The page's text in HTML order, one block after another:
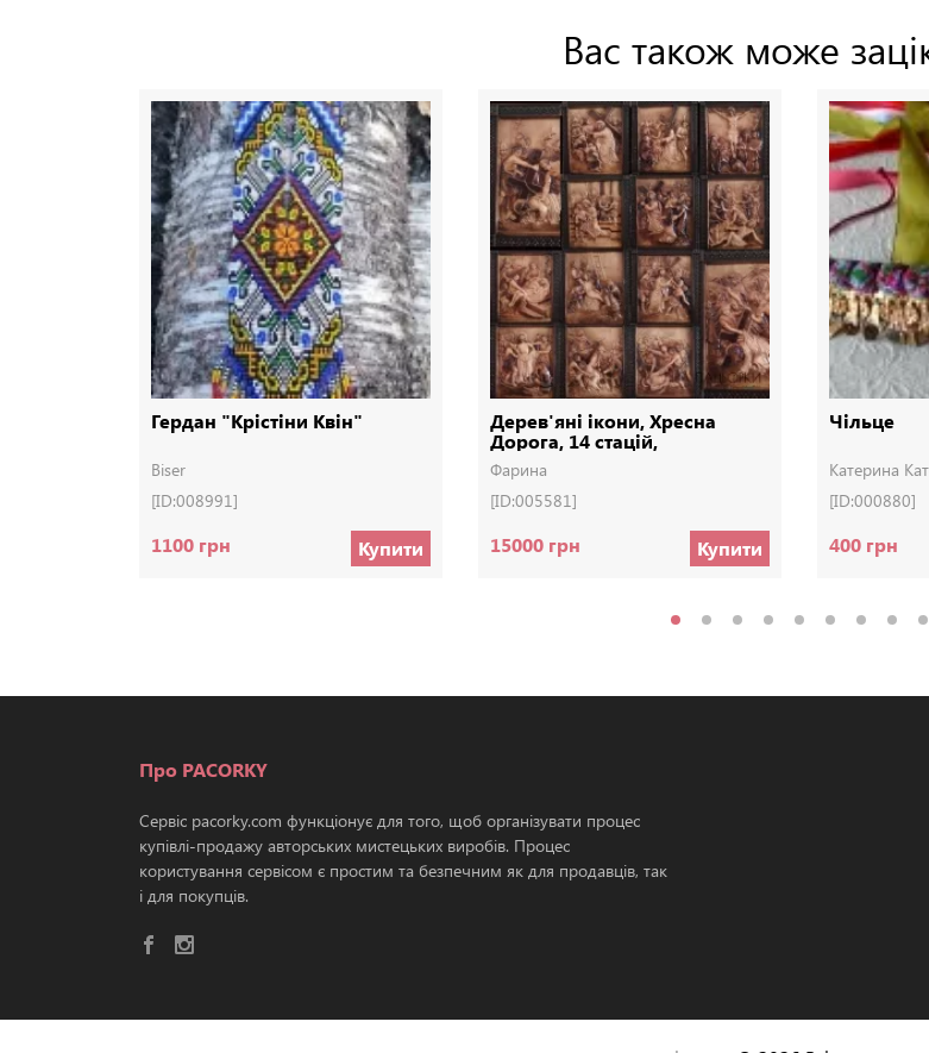
Вас також може
Гердан "Крістіни Квін"
Biser
[ID:008991]
1100 грн Купити
Дерев'яні ікони, Хресна
Дорога, 14 стацій,
Деревянные иконы
Фарина
[ID:005581]
15000 грн Купити
Чільце
Катерина
[ID:000880]
400 грн
Про PACORKY
Сервіс pacorky.com функціонує для того, щоб організувати процес
купівлі-продажу авторських мистецьких виробів. Процес
користування сервісом є простим та безпечним як для продавців, так
і для покупців.